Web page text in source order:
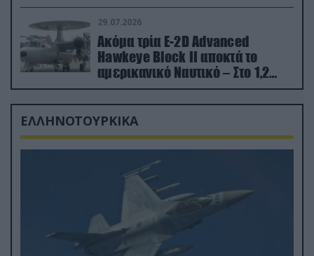
29.07.2026
Ακόμα τρία E-2D Advanced
Hawkeye Block II αποκτά το
αμερικανικό Ναυτικό – Στο 1,2
δισ.δολάρια το κόστος
ΕΛΛΗΝΟΤΟΥΡΚΙΚΑ